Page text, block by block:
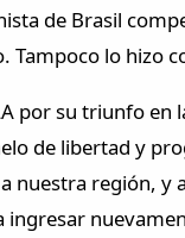
de Brasil
Tampoco lo hizo
por su triunfo
de libertad y
nuestra región,